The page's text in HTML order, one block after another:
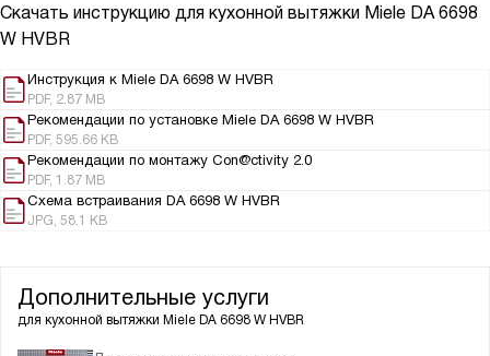
Скачать инструкцию для кухонной вытяжки Miele DA 6698
W HVBR
Инструкция к Miele DA 6698 W HVBR
PDF, 2.87 MB
Рекомендации по установке Miele DA 6698 W HVBR
PDF, 595.66 KB
Рекомендации по монтажу Con@ctivity 2.0
PDF, 1.87 MB
Схема встраивания DA 6698 W HVBR
JPG, 58.1 KB
Дополнительные услуги
для кухонной вытяжки Miele DA 6698 W HVBR